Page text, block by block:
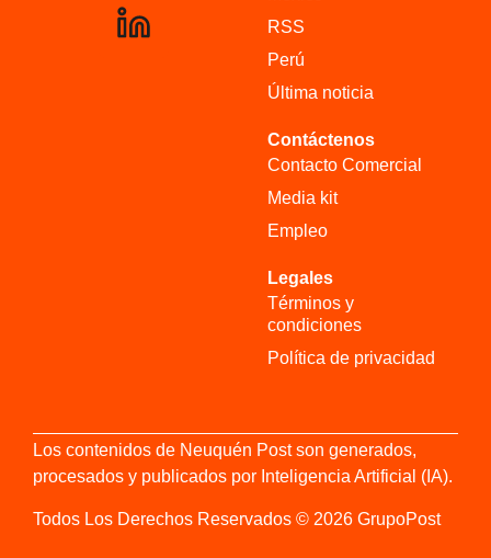
RSS
Perú
Última noticia
Contáctenos
Contacto Comercial
Media kit
Empleo
Legales
Términos y
condiciones
Política de privacidad
Los contenidos de Neuquén Post son generados,
procesados y publicados por Inteligencia Artificial (IA).
Todos Los Derechos Reservados © 2026 GrupoPost